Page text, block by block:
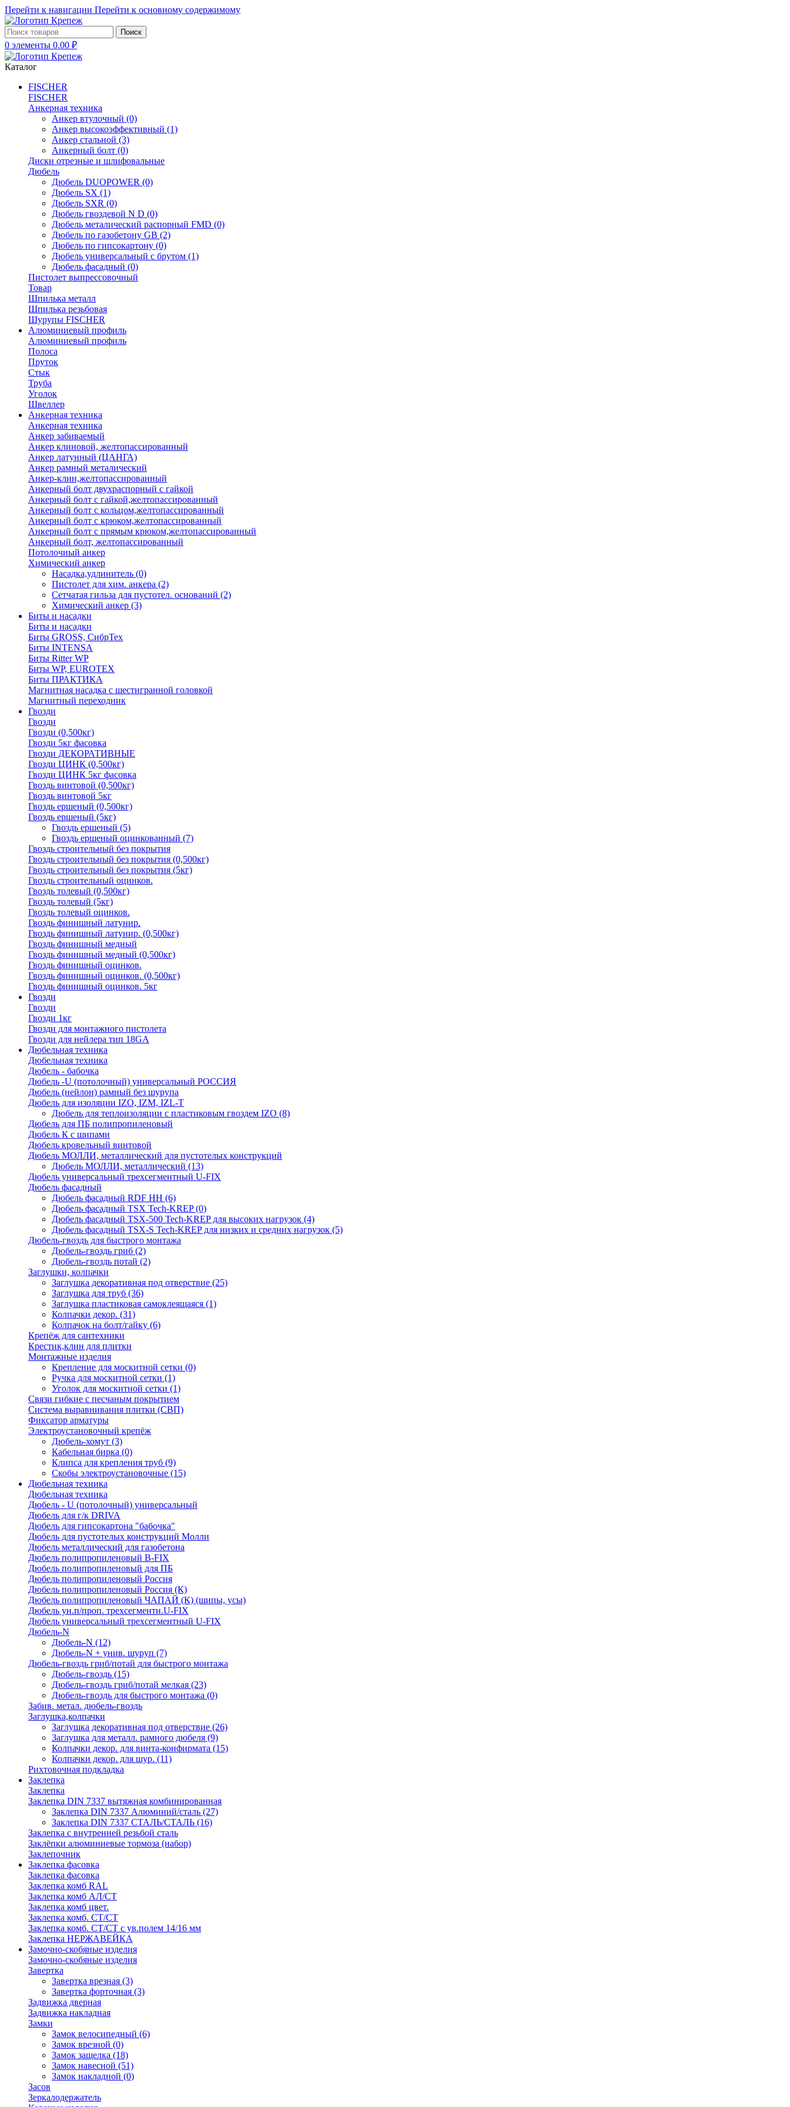
Перейти к навигации Перейти к основному содержимому
Поиск
0 элементы 0.00 ₽
Каталог
FISCHER
FISCHER
Анкерная техника
Анкер втулочный (0)
Анкер высокоэффективный (1)
Анкер стальной (3)
Анкерный болт (0)
Диски отрезные и шлифовальные
Дюбель
Дюбель DUOPOWER (0)
Дюбель SX (1)
Дюбель SXR (0)
Дюбель гвоздевой N D (0)
Дюбель металический распорный FMD (0)
Дюбель по газобетону GB (2)
Дюбель по гипсокартону (0)
Дюбель универсальный с брутом (1)
Дюбель фасадный (0)
Пистолет выпрессовочный
Товар
Шпилька металл
Шпилька резьбовая
Шурупы FISCHER
Алюминиевый профиль
Алюминиевый профиль
Полоса
Пруток
Стык
Труба
Уголок
Швеллер
Анкерная техника
Анкерная техника
Анкер забиваемый
Анкер клиновой, желтопассированный
Анкер латунный (ЦАНГА)
Анкер рамный металический
Анкер-клин,желтопассированный
Анкерный болт двухраспорный с гайкой
Анкерный болт с гайкой,желтопассированный
Анкерный болт с кольцом,желтопассированный
Анкерный болт с крюком,желтопассированный
Анкерный болт с прямым крюком,желтопассированный
Анкерный болт, желтопассированный
Потолочный анкер
Химический анкер
Насадка,удлинитель (0)
Пистолет для хим. анкера (2)
Сетчатая гильза для пустотел. оснований (2)
Химический анкер (3)
Биты и насадки
Биты и насадки
Биты GROSS, СибрТех
Биты INTENSA
Биты Ritter WP
Биты WP, EUROTEX
Биты ПРАКТИКА
Магнитная насадка с шестигранной головкой
Магнитный переходник
Гвозди
Гвозди
Гвозди (0,500кг)
Гвозди 5кг фасовка
Гвозди ДЕКОРАТИВНЫЕ
Гвозди ЦИНК (0,500кг)
Гвозди ЦИНК 5кг фасовка
Гвоздь винтовой (0,500кг)
Гвоздь винтовой 5кг
Гвоздь ершеный (0,500кг)
Гвоздь ершеный (5кг)
Гвоздь ершеный (5)
Гвоздь ершеный оцинкованный (7)
Гвоздь строительный без покрытия
Гвоздь строительный без покрытия (0,500кг)
Гвоздь строительный без покрытия (5кг)
Гвоздь строительный оцинков.
Гвоздь толевый (0,500кг)
Гвоздь толевый (5кг)
Гвоздь толевый оцинков.
Гвоздь финишный латунир.
Гвоздь финишный латунир. (0,500кг)
Гвоздь финишный медный
Гвоздь финишный медный (0,500кг)
Гвоздь финишный оцинков.
Гвоздь финишный оцинков. (0,500кг)
Гвоздь финишный оцинков. 5кг
Гвозди
Гвозди
Гвозди 1кг
Гвозди для монтажного пистолета
Гвозди для нейлера тип 18GA
Дюбельная техника
Дюбельная техника
Дюбель - бабочка
Дюбель -U (потолочный) универсальный РОССИЯ
Дюбель (нейлон) рамный без шурупа
Дюбель для изоляции IZO, IZM, IZL-T
Дюбель для теплоизоляции с пластиковым гвоздем IZO (8)
Дюбель для ПБ полипропиленовый
Дюбель К с шипами
Дюбель кровельный винтовой
Дюбель МОЛЛИ, металлический для пустотелых конструкций
Дюбель МОЛЛИ, металлический (13)
Дюбель универсальный трехсегментный U-FIX
Дюбель фасадный
Дюбель фасадный RDF НН (6)
Дюбель фасадный TSX Tech-KREP(0)
Дюбель фасадный TSX-500 Tech-KREP для высоких нагрузок (4)
Дюбель фасадный TSX-S Tech-KREP для низких и средних нагрузок (5)
Дюбель-гвоздь для быстрого монтажа
Дюбель-гвоздь гриб (2)
Дюбель-гвоздь потай (2)
Заглушки, колпачки
Заглушка декоративная под отверствие (25)
Заглушка для труб (36)
Заглушка пластиковая самоклеящаяся (1)
Колпачки декор. (31)
Колпачок на болт/гайку (6)
Крепёж для сантехники
Крестик,клин для плитки
Монтажные изделия
Крепление для москитной сетки (0)
Ручка для москитной сетки (1)
Уголок для москитной сетки (1)
Связи гибкие с песчаным покрытием
Система выравнивания плитки (СВП)
Фиксатор арматуры
Электроустановочный крепёж
Дюбель-хомут (3)
Кабельная бирка (0)
Клипса для крепления труб (9)
Скобы электроустановочные (15)
Дюбельная техника
Дюбельная техника
Дюбель - U (потолочный) универсальный
Дюбель для г/к DRIVA
Дюбель для гипсокартона "бабочка"
Дюбель для пустотелых конструкций Молли
Дюбель металлический для газобетона
Дюбель полипропиленовый В-FIX
Дюбель полипропиленовый для ПБ
Дюбель полипропиленовый Россия
Дюбель полипропиленовый Россия (К)
Дюбель полипропиленовый ЧАПАЙ (К) (шипы, усы)
Дюбель ун.п/проп. трехсегментн.U-FIX
Дюбель универсальный трехсегментный U-FIX
Дюбель-N
Дюбель-N (12)
Дюбель-N + унив. шуруп (7)
Дюбель-гвоздь гриб/потай для быстрого монтажа
Дюбель-гвоздь (15)
Дюбель-гвоздь гриб/потай мелкая (23)
Дюбель-гвоздь для быстрого монтажа (0)
Забив. метал. дюбель-гвоздь
Заглушка,колпачки
Заглушка декоративная под отверствие (26)
Заглушка для металл. рамного дюбеля (9)
Колпачки декор. для винта-конфирмата (15)
Колпачки декор. для шур. (11)
Рихтовочная подкладка
Заклепка
Заклепка
Заклепка DIN 7337 вытяжная комбинированная
Заклепка DIN 7337 Алюминий/сталь (27)
Заклепка DIN 7337 СТАЛЬ/СТАЛЬ (16)
Заклепка с внутренней резьбой сталь
Заклёпки алюминиевые тормоза (набор)
Заклепочник
Заклепка фасовка
Заклепка фасовка
Заклепка комб RAL
Заклепка комб АЛ/СТ
Заклепка комб цвет.
Заклепка комб. СТ/СТ
Заклепка комб. СТ/СТ с ув.полем 14/16 мм
Заклепка НЕРЖАВЕЙКА
Замочно-скобяные изделия
Замочно-скобяные изделия
Завертка
Завертка врезная (3)
Завертка форточная (3)
Задвижка дверная
Задвижка накладная
Замки
Замок велосипедный (6)
Замок врезной (0)
Замок защелка (18)
Замок навесной (51)
Замок накладной (0)
Засов
Зеркалодержатель